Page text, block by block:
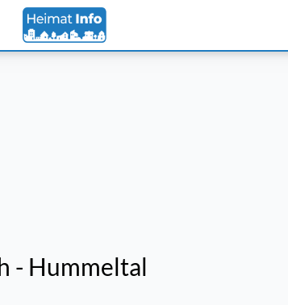
- Hummeltal